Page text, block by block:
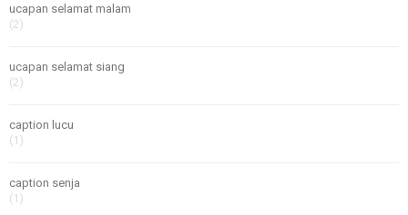
ucapan selamat malam
(2)
ucapan selamat siang
(2)
caption lucu
(1)
caption senja
(1)